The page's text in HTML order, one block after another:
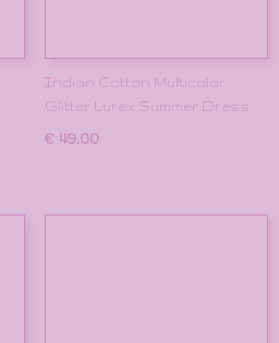
Indian Cotton Multicolor
Glitter Lurex Summer Dress
€ 49,00